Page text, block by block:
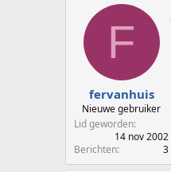
r
e
r
d
u
F
fervanhuis
Nieuwe gebruiker
Lid geworden
14 nov 2002
Berichten
3